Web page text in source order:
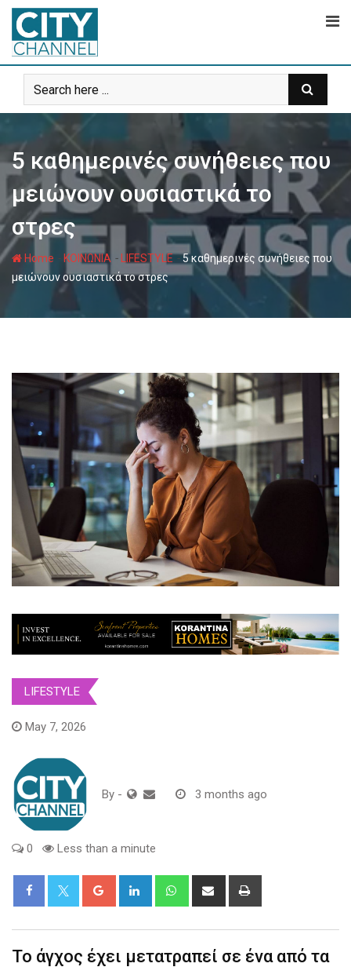
Skip
content
5 καθημερινές συνήθειες που
μειώνουν ουσιαστικά το
στρες
Home - ΚΟΙΝΩΝΙΑ - LIFESTYLE-5 καθημερινές συνήθειες που
μειώνουν ουσιαστικά το στρες
LIFESTYLE
May 7, 2026
By - 3 months ago
0 Less than a minute
Google+ LinkedIn WhatsappShare
Το άγχος έχει μετατραπεί σε ένα από τα